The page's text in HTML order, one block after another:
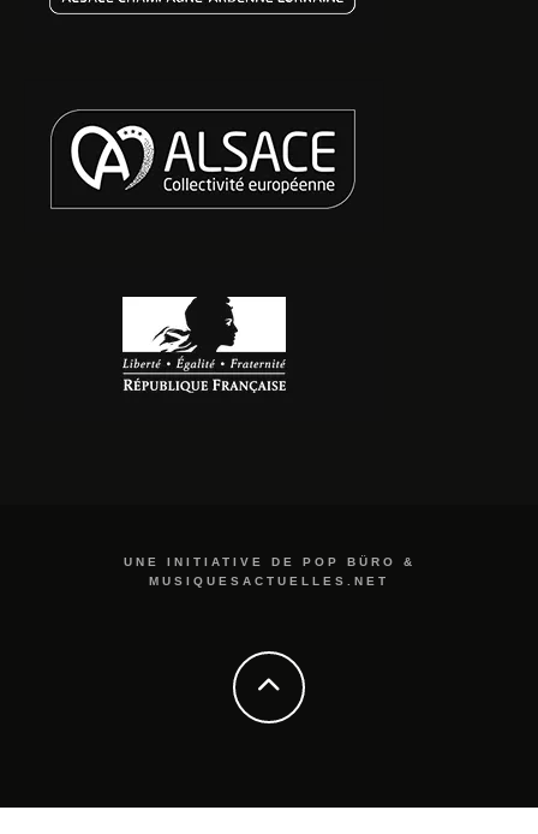
UNE INITIATIVE DE POP BÜRO &
MUSIQUESACTUELLES.NET